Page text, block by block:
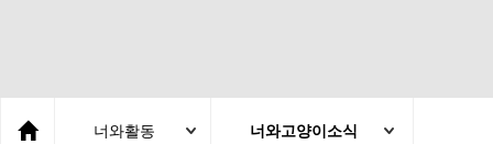
너와활동 너와고양이소식